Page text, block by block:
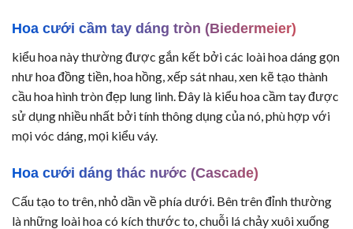
Hoa cưới cầm tay dáng tròn (Biedermeier)
kiểu hoa này thường được gắn kết bởi các loài hoa dáng gọn
như hoa đồng tiền, hoa hồng, xếp sát nhau, xen kẽ tạo thành
cầu hoa hình tròn đẹp lung linh. Đây là kiểu hoa cầm tay được
sử dụng nhiều nhất bởi tính thông dụng của nó, phù hợp với
mọi vóc dáng, mọi kiểu váy.
Hoa cưới dáng thác nước (Cascade)
Cấu tạo to trên, nhỏ dần về phía dưới. Bên trên đỉnh thường
là những loài hoa có kích thước to, chuỗi lá chảy xuôi xuống